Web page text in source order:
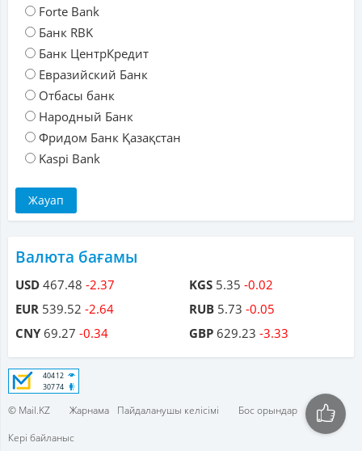
Forte Bank
Банк RBK
Банк ЦентрКредит
Евразийский Банк
Отбасы банк
Народный Банк
Фридом Банк Қазақстан
Kaspi Bank
Валюта бағамы
USD 467.48 -2.37
EUR 539.52 -2.64
CNY69.27 -0.34
KGS 5.35 -0.02
RUB 5.73 -0.05
GBP 629.23 -3.33
© Mail.KZ Жарнама Пайдаланушы келісімі
Бос орындар
Кері байланыс